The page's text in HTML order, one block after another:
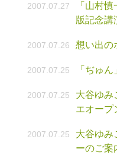
2007.07.27
「山村
版記念講
2007.07.26 想い出の
2007.07.25 「ぢゅ
2007.07.25
大谷ゆみ
エオープ
2007.07.25
大谷ゆみ
ーのご案